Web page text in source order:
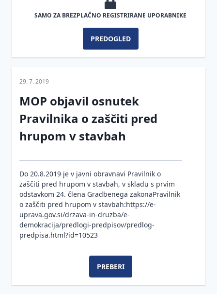
SAMO ZA BREZPLAČNO REGISTRIRANE UPORABNIKE
PREDOGLED
29. 7. 2019
MOP objavil osnutek
Pravilnika o zaščiti pred
hrupom v stavbah
Do 20.8.2019 je v javni obravnavi Pravilnik o
zaščiti pred hrupom v stavbah, v skladu s prvim
odstavkom 24. člena Gradbenega zakonaPravilnik
o zaščiti pred hrupom v stavbah:https://e-
uprava.gov.si/drzava-in-druzba/e-
demokracija/predlogi-predpisov/predlog-
predpisa.html?id=10523
PREBERI